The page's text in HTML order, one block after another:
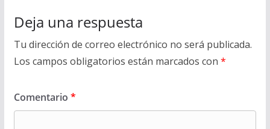
Deja una respuesta
Tu dirección de correo electrónico no será publicada.
Los campos obligatorios están marcados con *
Comentario *